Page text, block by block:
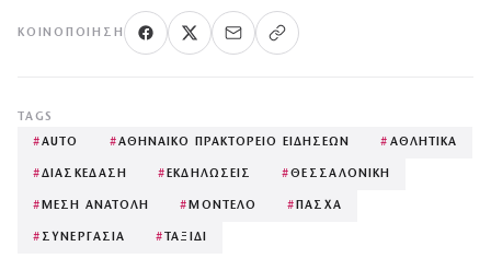
ΚΟΙΝΟΠΟΊΗΣΗ
TAGS
#AUTO #ΑΘΗΝΑΙΚΟ ΠΡΑΚΤΟΡΕΙΟ ΕΙΔΗΣΕΩΝ # ΑΘΛΗΤΙΚΑ
#ΔΙΑΣΚΕΔΑΣΗ # ΕΚΔΗΛΩΣΕΙΣ #ΘΕΣΣΑΛΟΝΙΚΗ
# ΜΕΣΗ ΑΝΑΤΟΛΗ # ΜΟΝΤΕΛΟ # ΠΑΣΧΑ
# ΣΥΝΕΡΓΑΣΙΑ # ΤΑΞΙΔΙ